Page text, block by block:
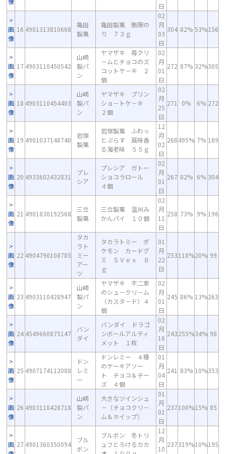
日
画
像
16 4901313810668
亀田
製菓
亀田製菓 無限の
り ７３ｇ
02
月
03
日
304 82% 53%156
画
像
17 4903110450542
山崎
製パ
ン
ヤマザキ 苺クリ
－ムとチョコのズ
コットケ－キ ２
個
02
月
01
日
272 87% 32%305
画
像
18 4903110454403
山崎
製パ
ン
ヤマザキ プリン
ショ－トケ－キ
２個
02
月
25
日
271 0% 6% 272
画
像
19 4901037148740
岩塚
製菓
岩塚製菓 ふわっ
とぷらす 風味香
る海老味 ５５ｇ
12
月
02
日
268495% 7% 169
画
像
20 4933602432831
プレ
シア
プレシア ガトー
ショコラロール
４個
02
月
01
日
267 82% 6% 304
画
像
21 4901830192568
三立
製菓
三立製菓 温州み
かんパイ １０個
02
月
11
日
258 73% 9% 196
画
像
22 4904790108785
タカ
ラト
ミー
アー
ツ
タカラトミー ポ
ケモン カードグ
ミ ＳＶｅｘ ８
ｇ
01
月
22
日
253118%20% 99
画
像
23 4903110428947
山崎
製パ
ン
ヤマザキ 不二家
のシュ－クリ－ム
（カスタ－ド）４
個
02
月
01
日
245 86% 13%263
画
像
24 4549660875147
バン
ダイ
バンダイ ドラゴ
ンボールアルティ
メット １枚
02
月
16
日
243255%34% 98
画
像
25 4907174112088
ドン
レミ
ー
ドンレミー ４種
のケーキアソー
ト チョコ＆チー
ズ ４個
01
月
04
日
241 83% 10%353
画
像
26 4903110428718
山崎
製パ
ン
大きなツインシュ
－（チョコクリ－
ム＆ホイップ）
01
月
01
日
237100%15% 85
画 27 4901360350094
ブル
ボン
ブルボン 冬トリ
ュフとろけるカカ
12
月
10
237319%10%195